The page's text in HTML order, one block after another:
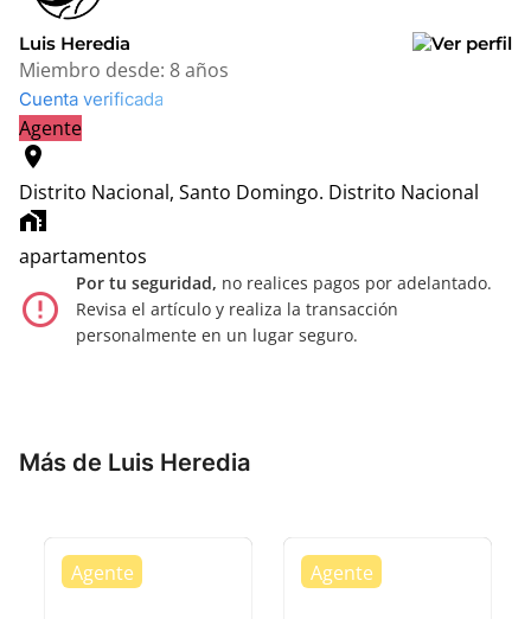
Luis Heredia
Miembro desde: 8 años
Cuenta verificada
Agente
location_on
Distrito Nacional, Santo Domingo. Distrito Nacional
home_work
apartamentos
error_outline
Por tu seguridad, no realices pagos por adelantado.
Revisa el artículo y realiza la transacción
personalmente en un lugar seguro.
Más de Luis Heredia